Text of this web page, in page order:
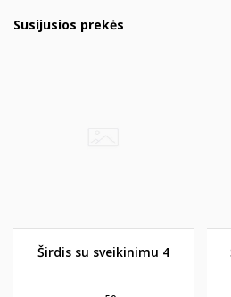
Susijusios prekės
Širdis su sveikinimu 4